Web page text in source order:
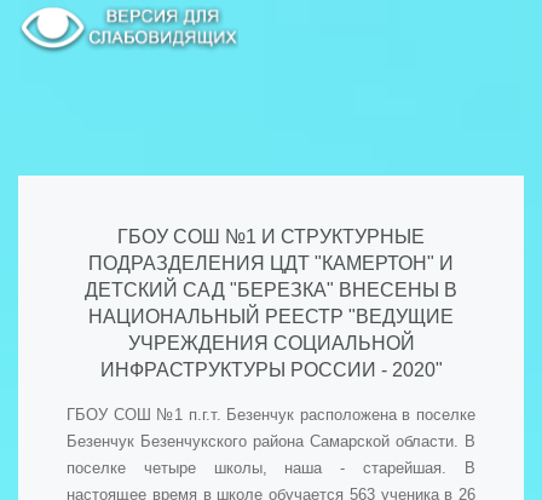
ГБОУ СОШ №1 И СТРУКТУРНЫЕ
ПОДРАЗДЕЛЕНИЯ ЦДТ "КАМЕРТОН" И
ДЕТСКИЙ САД "БЕРЕЗКА" ВНЕСЕНЫ В
НАЦИОНАЛЬНЫЙ РЕЕСТР "ВЕДУЩИЕ
УЧРЕЖДЕНИЯ СОЦИАЛЬНОЙ
ИНФРАСТРУКТУРЫ РОССИИ - 2020"
ГБОУ СОШ №1 п.г.т. Безенчук расположена в поселке
Безенчук Безенчукского района Самарской области. В
поселке четыре школы, наша - старейшая. В
настоящее время в школе обучается 563 ученика в 26